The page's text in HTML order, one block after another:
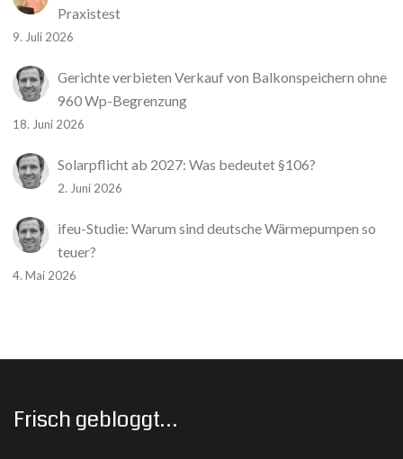
Praxistest
9. Juli 2026
Gerichte verbieten Verkauf von Balkonspeichern ohne
960 Wp-Begrenzung
18. Juni 2026
Solarpflicht ab 2027: Was bedeutet §106?
2. Juni 2026
ifeu-Studie: Warum sind deutsche Wärmepumpen so
teuer?
4. Mai 2026
Frisch gebloggt…